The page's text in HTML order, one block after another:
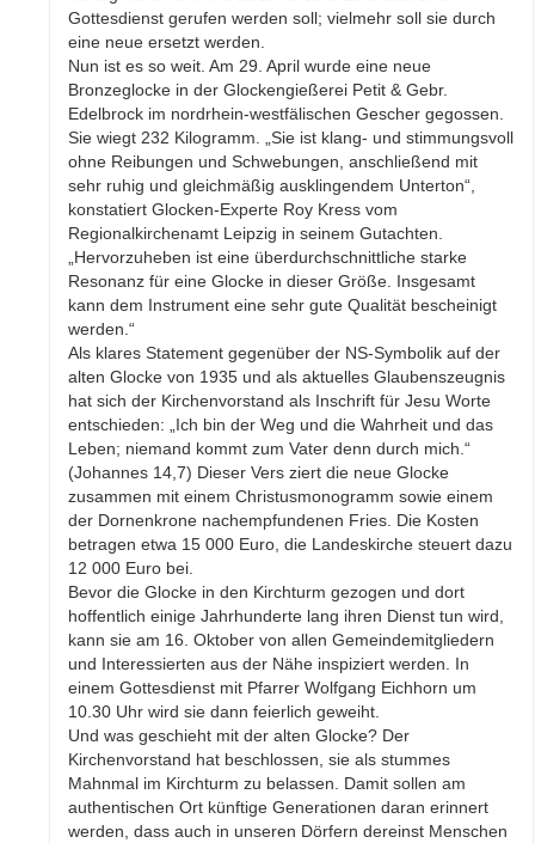
Gottesdienst gerufen werden soll; vielmehr soll sie durch
eine neue ersetzt werden.
Nun ist es so weit. Am 29. April wurde eine neue
Bronzeglocke in der Glockengießerei Petit & Gebr.
Edelbrock im nordrhein-westfälischen Gescher gegossen.
Sie wiegt 232 Kilogramm. „Sie ist klang- und stimmungsvoll
ohne Reibungen und Schwebungen, anschließend mit
sehr ruhig und gleichmäßig ausklingendem Unterton“,
konstatiert Glocken-Experte Roy Kress vom
Regionalkirchenamt Leipzig in seinem Gutachten.
„Hervorzuheben ist eine überdurchschnittliche starke
Resonanz für eine Glocke in dieser Größe. Insgesamt
kann dem Instrument eine sehr gute Qualität bescheinigt
werden.“
Als klares Statement gegenüber der NS-Symbolik auf der
alten Glocke von 1935 und als aktuelles Glaubenszeugnis
hat sich der Kirchenvorstand als Inschrift für Jesu Worte
entschieden: „Ich bin der Weg und die Wahrheit und das
Leben; niemand kommt zum Vater denn durch mich.“
(Johannes 14,7) Dieser Vers ziert die neue Glocke
zusammen mit einem Christusmonogramm sowie einem
der Dornenkrone nachempfundenen Fries. Die Kosten
betragen etwa 15 000 Euro, die Landeskirche steuert dazu
12 000 Euro bei.
Bevor die Glocke in den Kirchturm gezogen und dort
hoffentlich einige Jahrhunderte lang ihren Dienst tun wird,
kann sie am 16. Oktober von allen Gemeindemitgliedern
und Interessierten aus der Nähe inspiziert werden. In
einem Gottesdienst mit Pfarrer Wolfgang Eichhorn um
10.30 Uhr wird sie dann feierlich geweiht.
Und was geschieht mit der alten Glocke? Der
Kirchenvorstand hat beschlossen, sie als stummes
Mahnmal im Kirchturm zu belassen. Damit sollen am
authentischen Ort künftige Generationen daran erinnert
werden, dass auch in unseren Dörfern dereinst Menschen